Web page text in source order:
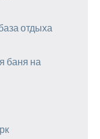
отдыха
баня на